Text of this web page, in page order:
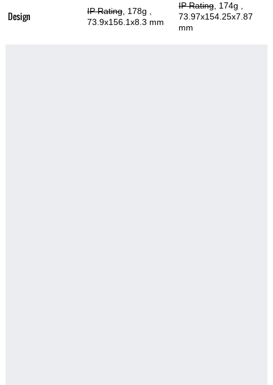
Design IP Rating, 178g
73.9x156.1x8.3 mm
IP Rating, 174g
73.97x154.25x7.87
mm